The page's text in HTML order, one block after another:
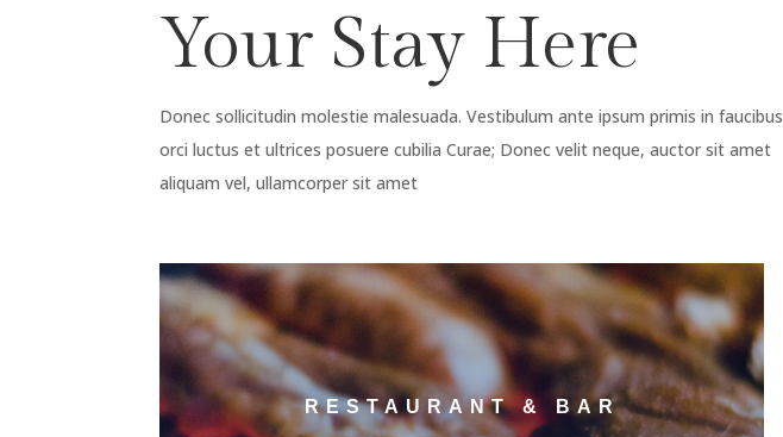
Your Stay Here
Donec sollicitudin molestie malesuada. Vestibulum ante ipsum primis in faucibus
orci luctus et ultrices posuere cubilia Curae; Donec velit neque, auctor sit amet
aliquam vel, ullamcorper sit amet
RESTAURANT & BAR